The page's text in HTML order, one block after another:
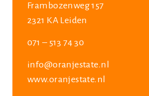
Frambozenweg 157
2321 KA Leiden
071 – 513 74 30
info@oranjestate.nl
www.oranjestate.nl